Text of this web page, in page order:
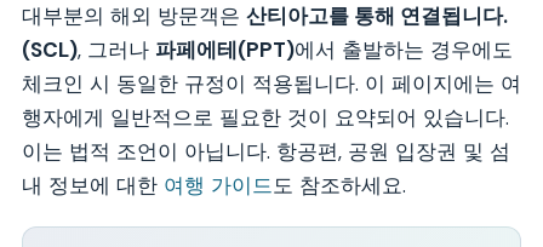
대부분의 해외 방문객은 산티아고를 통해 연결됩니다.
(SCL), 그러나 파페에테(PPT)에서 출발하는 경우에도
체크인 시 동일한 규정이 적용됩니다. 이 페이지에는 여
행자에게 일반적으로 필요한 것이 요약되어 있습니다.
이는 법적 조언이 아닙니다. 항공편, 공원 입장권 및 섬
내 정보에 대한 여행 가이드도 참조하세요.